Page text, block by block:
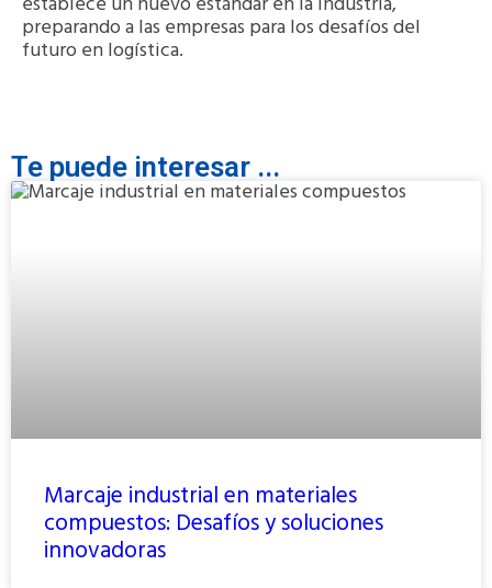
preparando a las empresas para los desafíos del
futuro en logística.
Te puede interesar ...
Marcaje industrial en materiales
compuestos: Desafíos y soluciones
innovadoras